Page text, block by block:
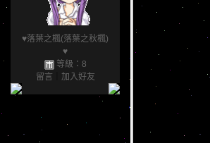
♥落葉之楓(落葉之秋楓)
♥
等級：8
留言
加入好友